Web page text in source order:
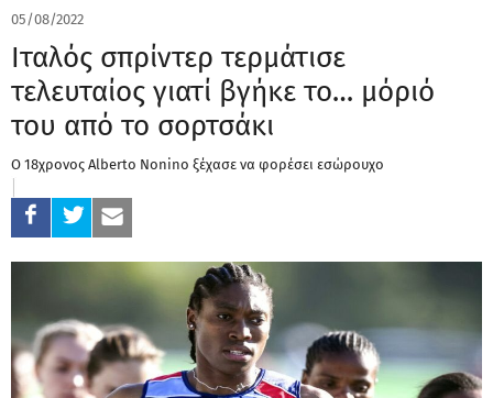
05/08/2022
Ιταλός σπρίντερ τερμάτισε
τελευταίος γιατί βγήκε το… μόριό
του από το σορτσάκι
Ο 18χρονος Alberto Nonino ξέχασε να φορέσει εσώρουχο